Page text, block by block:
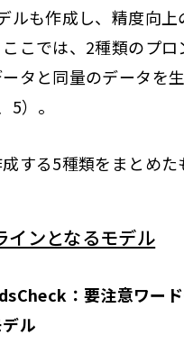
ルも作成し、精度向上
こでは、2種類のプ
タと同量のデータを
5）。
する5種類をまとめた
インとなるモデル
：要注意ワー
ル